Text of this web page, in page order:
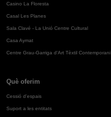
Casino La Floresta
Casal Les Planes
Sala Clavé - La Unió Centre Cultural
Casa Aymat
Centre Grau-Garriga d'Art Tèxtil Contemporani
Què oferim
Cessió d'espais
Suport a les entitats